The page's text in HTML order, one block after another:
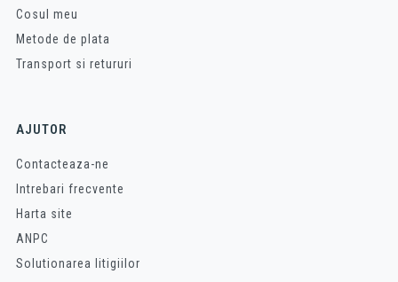
Cosul meu
Metode de plata
Transport si retururi
AJUTOR
Contacteaza-ne
Intrebari frecvente
Harta site
ANPC
Solutionarea litigiilor